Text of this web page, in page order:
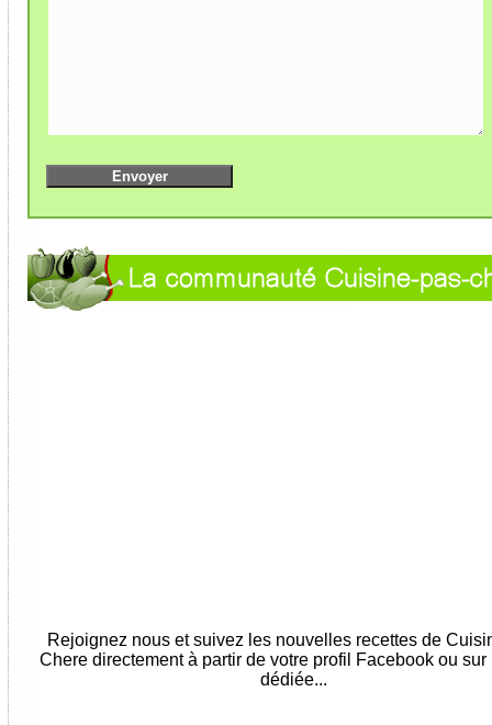
Rejoignez nous et suivez les nouvelles recettes de
Chere directement à partir de votre profil Facebook ou sur
dédiée...